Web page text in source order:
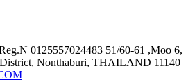
0125557024483 51/60-61 ,Moo 6,
Nonthaburi, THAILAND 11140